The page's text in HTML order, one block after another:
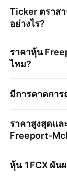
Ticker ตราส
อย่างไร?
ราคาหุ้น
ไหม?
มีการคาดกา
ราคาสูงสุดแ
Freeport-
หุ้น 1FCX ผัน